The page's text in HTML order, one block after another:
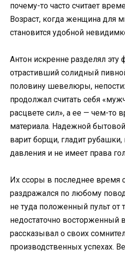
почему-то часто считает
Возраст, когда женщина для
становится удобной
Антон искренне разделял
отрастивший солидный
половину шевелюры,
продолжал считать себя
расцвете сил», а ее — чем-то
материала. Надежной
варит борщи, гладит рубашки,
давления и не имеет права
Их ссоры в последнее время
раздражался по любому
не туда положенный пульт от
недостаточно восторженный
рассказывал о своих
производственных успехах.